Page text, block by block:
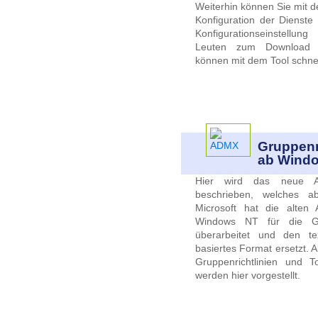
Weiterhin können Sie mit
Konfiguration der
Leuten zum Download
können mit dem Tool
ab
Hier wird das neue
beschrieben, welches
Microsoft hat die alten
Windows NT für die
überarbeitet und den
basiertes Format ersetzt.
Gruppenrichtlinien und
werden hier vorgestellt.